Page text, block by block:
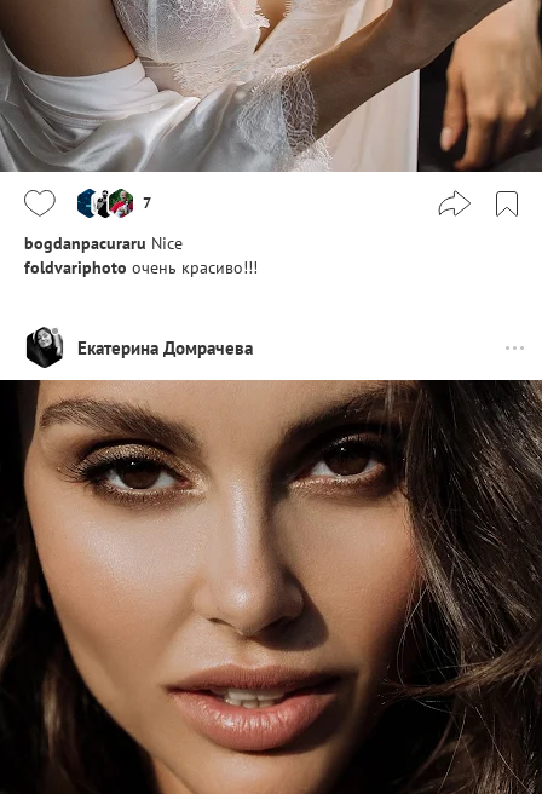
7
bogdanpacuraru Nice
foldvariphoto очень красиво!!!
Екатерина Домрачева